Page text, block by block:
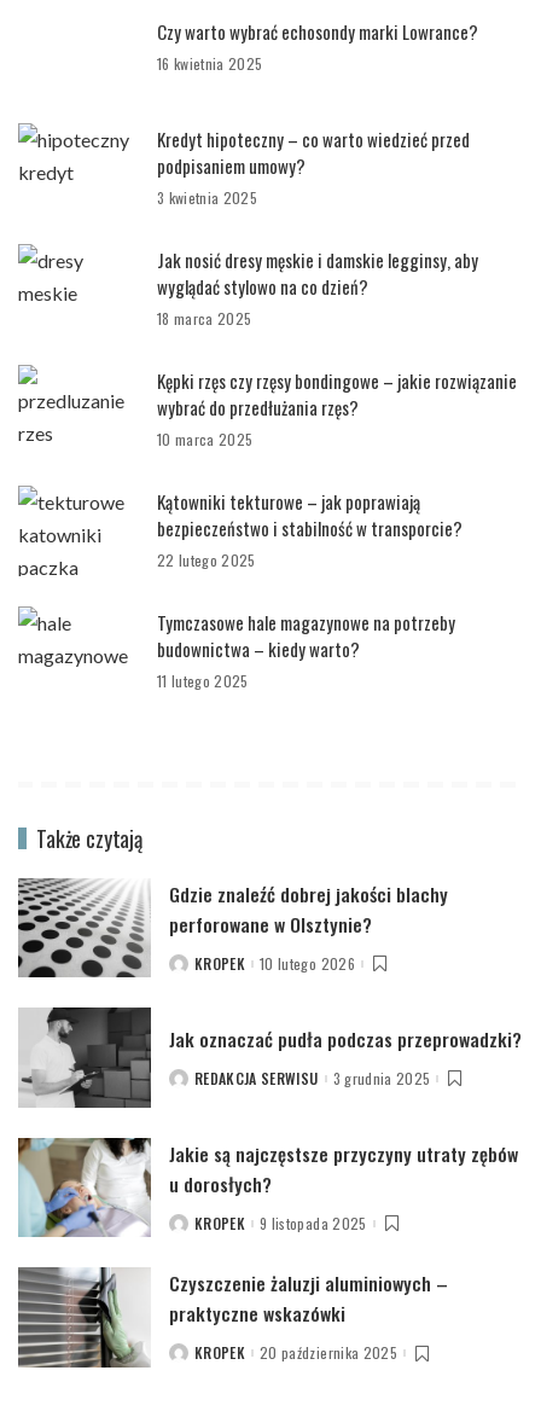
Czy warto wybrać echosondy marki Lowrance?
16 kwietnia 2025
Kredyt hipoteczny – co warto wiedzieć przed
podpisaniem umowy?
3 kwietnia 2025
Jak nosić dresy męskie i damskie legginsy, aby
wyglądać stylowo na co dzień?
18 marca 2025
Kępki rzęs czy rzęsy bondingowe – jakie rozwiązanie
wybrać do przedłużania rzęs?
10 marca 2025
Kątowniki tekturowe – jak poprawiają
bezpieczeństwo i stabilność w transporcie?
22 lutego 2025
Tymczasowe hale magazynowe na potrzeby
budownictwa – kiedy warto?
11 lutego 2025
Także czytają
Gdzie znaleźć dobrej jakości blachy
perforowane w Olsztynie?
POSTEDKROPEK 10 lutego 2026
Jak oznaczać pudła podczas przeprowadzki?
POSTEDREDAKCJA SERWISU 3 grudnia 2025
Jakie są najczęstsze przyczyny utraty zębów
u dorosłych?
POSTEDKROPEK 9 listopada 2025
Czyszczenie żaluzji aluminiowych –
praktyczne wskazówki
POSTEDKROPEK 20 października 2025